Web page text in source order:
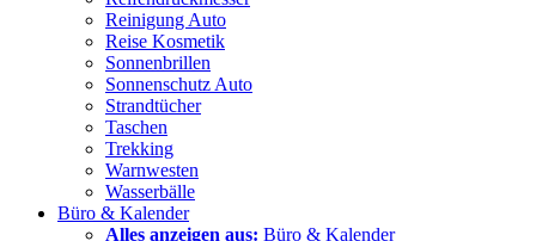
Reinigung Auto
Reise Kosmetik
Sonnenbrillen
Sonnenschutz Auto
Strandtücher
Taschen
Trekking
Warnwesten
Wasserbälle
Büro & Kalender
Alles anzeigen aus: Büro & Kalender